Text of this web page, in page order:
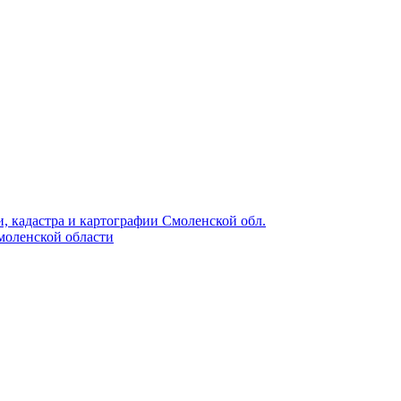
кадастра и картографии Смоленской обл.
области